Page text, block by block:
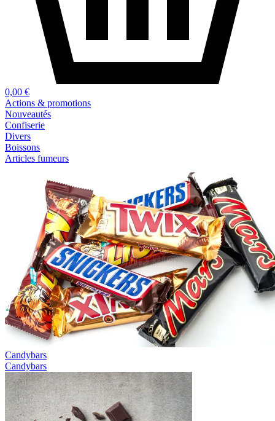
0,00 €
Actions & promotions
Nouveautés
Confiserie
Divers
Boissons
Articles fumeurs
Candybars
Candybars